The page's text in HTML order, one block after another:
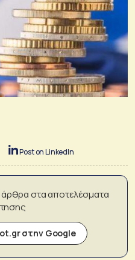
Post on LinkedIn
στα αποτελέσματα
στην Google